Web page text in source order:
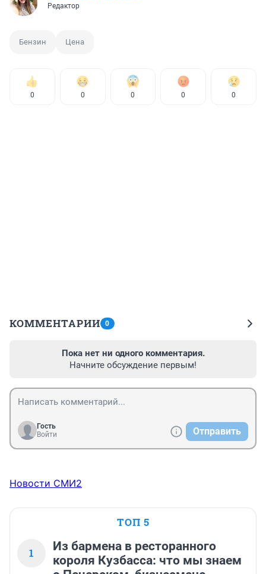
Редактор
Бензин Цена
0 0 0 0 0
КОММЕНТАРИИ 0
Пока нет ни одного комментария.
Начните обсуждение первым!
Гость
Войти
Отправить
Новости СМИ2
ТОП 5
1
Из бармена в ресторанного
короля Кузбасса: что мы знаем